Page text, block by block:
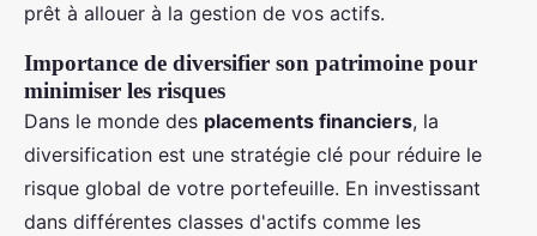
prêt à allouer à la gestion de vos actifs.
Importance de diversifier son patrimoine pour
minimiser les risques
Dans le monde des placements financiers, la
diversification est une stratégie clé pour réduire le
risque global de votre portefeuille. En investissant
dans différentes classes d'actifs comme les